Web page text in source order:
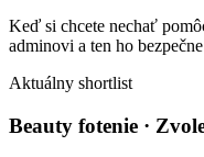
Keď si chcete nechať
adminovi a ten ho
Aktuálny shortlist
Beauty fotenie ·